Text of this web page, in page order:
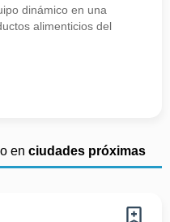
dinámico en una
alimenticios del
en ciudades próximas